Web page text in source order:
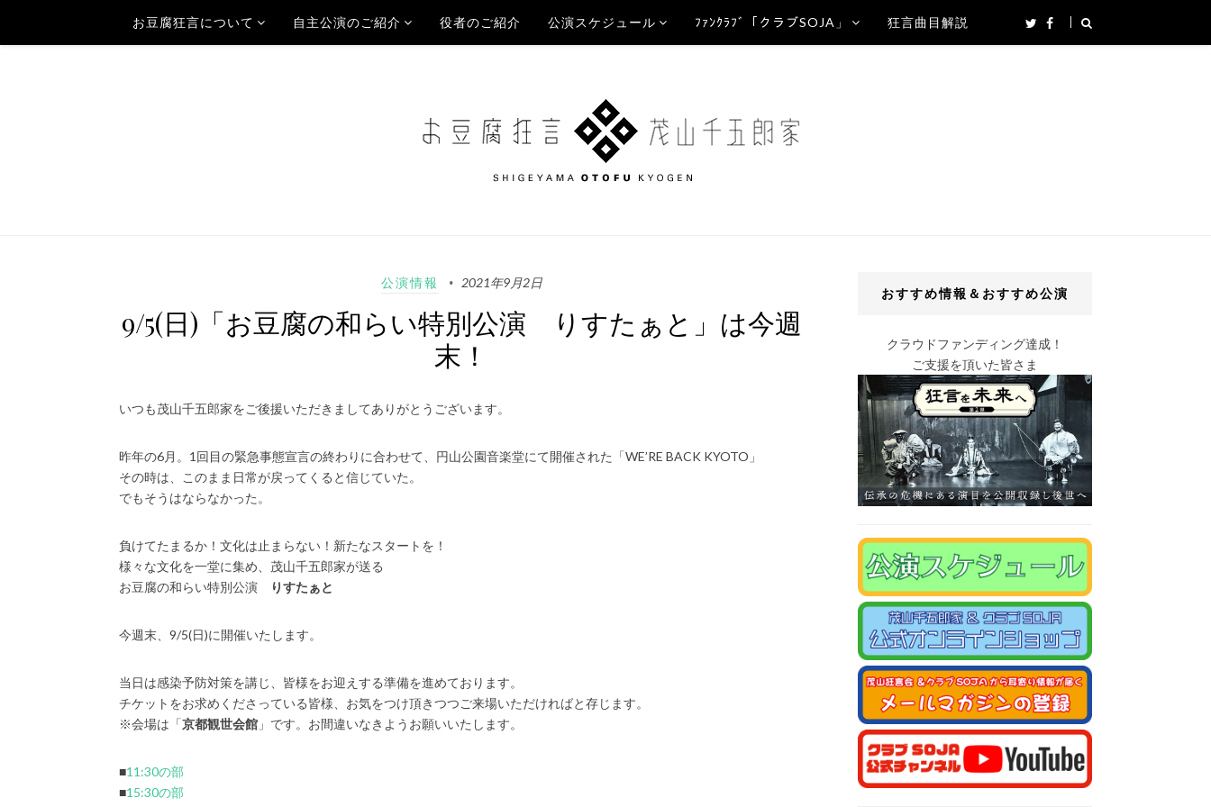
お豆腐狂言について 自主公演のご紹介 役者のご紹介 公演スケジュール ﾌｧﾝｸﾗﾌﾞ「クラブSOJA」 狂言曲目解説
公演情報 2021年9月2日
9/5(日)「お豆腐の和らい特別公演 りすたぁと」は今週
末！
いつも茂山千五郎家をご後援いただきましてありがとうございます。
昨年の6月。1回目の緊急事態宣言の終わりに合わせて、円山公園音楽堂にて開催された「WE’RE BACK KYOTO」
その時は、このまま日常が戻ってくると信じていた。
でもそうはならなかった。
負けてたまるか！文化は止まらない！新たなスタートを！
様々な文化を一堂に集め、茂山千五郎家が送る
お豆腐の和らい特別公演
りすたぁと
今週末、9/5(日)に開催いたします。
当日は感染予防対策を講じ、皆様をお迎えする準備を進めております。
チケットをお求めくださっている皆様、お気をつけ頂きつつご来場いただければと存じます。
※会場は「京都観世会館 」です。お間違いなきようお願いいたします。
■11:30の部
■15:30の部
おすすめ情報＆おすすめ公演
クラウドファンディング達成！
ご支援を頂いた皆さま